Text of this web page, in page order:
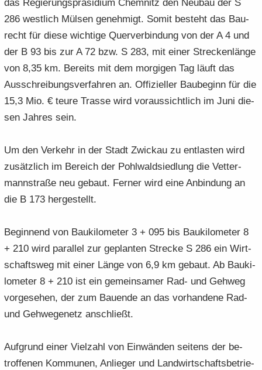
n
­
d
e
­
v
a
­
t
o
n
o
n
i
­
o
n
n
­
d
a
­
v
a
­
t
o
n
a
t
i
­
o
das Re­gie­rungs­prä­si­di­um Chem­nitz den Neu­bau der S
286 west­lich Mül­sen ge­neh­migt. Somit be­steht das Bau­
recht für diese wich­ti­ge Quer­ver­bin­dung von der A 4 und
der B 93 bis zur A 72 bzw. S 283, mit einer Stre­cken­län­ge
von 8,35 km. Be­reits mit dem mor­gi­gen Tag läuft das
Aus­schrei­bungs­ver­fah­ren an. Of­fi­zi­el­ler Bau­be­ginn für die
15,3 Mio. € teure Tras­se wird vor­aus­sicht­lich im Juni die­
sen Jah­res sein.
Um den Ver­kehr in der Stadt Zwi­ckau zu ent­las­ten wird
zu­sätz­lich im Be­reich der Pohl­wald­sied­lung die Vet­ter­
mann­stra­ße neu ge­baut. Fer­ner wird eine An­bin­dung an
die B 173 her­ge­stellt.
Be­gin­nend von Bau­ki­lo­me­ter 3 + 095 bis Bau­ki­lo­me­ter 8
+ 210 wird par­al­lel zur ge­plan­ten Stre­cke S 286 ein Wirt­
schafts­weg mit einer Länge von 6,9 km ge­baut. Ab Bau­ki­
lo­me­ter 8 + 210 ist ein ge­mein­sa­mer Rad- und Geh­weg
vor­ge­se­hen, der zum Bau­en­de an das vor­han­de­ne Rad-
und Geh­we­ge­netz an­schließt.
Auf­grund einer Viel­zahl von Ein­wän­den sei­tens der be­
trof­fe­nen Kom­mu­nen, An­lie­ger und Land­wirt­schafts­be­trie­
­
a
­
t
i
o
n